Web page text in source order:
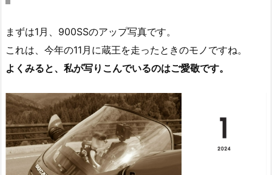
まずは1月、900SSのアップ写真です。
これは、今年の11月に蔵王を走ったときのモノですね。
よくみると、私が写りこんでいるのはご愛敬です。